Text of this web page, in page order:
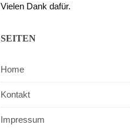
Vielen Dank dafür.
SEITEN
Home
Kontakt
Impressum